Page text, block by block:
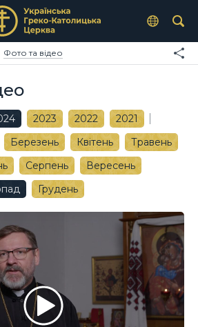
Фото та відео
2023 2022
2021
Березень Квітень
Травень
Серпень
Вересень
Грудень